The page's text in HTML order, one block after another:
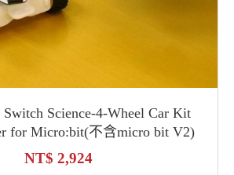
Switch Science-4-Wheel Car Kit
for Micro:bit(不含micro bit V2)
2,924